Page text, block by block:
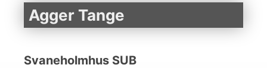
Agger Tange
Svaneholmhus SUB